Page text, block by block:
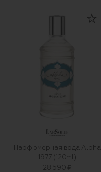
Парфюмерная вода Alpha
1977 (120ml)
28 590 ₽